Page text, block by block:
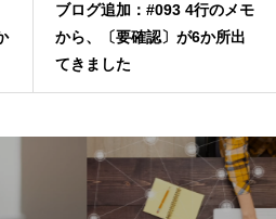
ブログ追加：#093 4行のメモ
から、〔要確認〕が6か所出
てきました